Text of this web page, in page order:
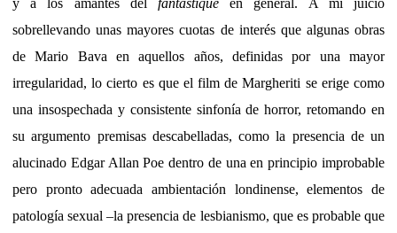
y a los amantes del fantastique en general. A mi juicio
sobrellevando unas mayores cuotas de interés que algunas obras
de Mario Bava en aquellos años, definidas por una mayor
irregularidad, lo cierto es que el film de Margheriti se erige como
una insospechada y consistente sinfonía de horror, retomando en
su argumento premisas descabelladas, como la presencia de un
alucinado Edgar Allan Poe dentro de una en principio improbable
pero pronto adecuada ambientación londinense, elementos de
patología sexual –la presencia de lesbianismo, que es probable que